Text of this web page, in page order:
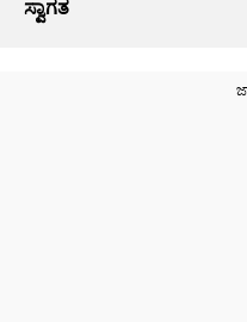
ಸ್ವಾಗತ